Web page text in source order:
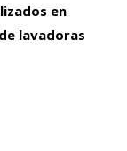
en
lavadoras